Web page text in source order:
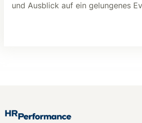
und Ausblick auf ein gelungenes